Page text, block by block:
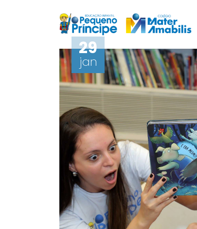
29
jan